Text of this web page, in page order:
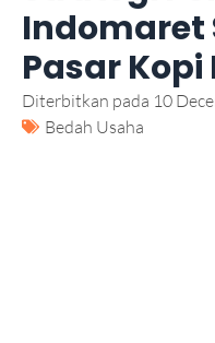
Indomaret
Pasar
Diterbitkan pada 10
Bedah Usaha